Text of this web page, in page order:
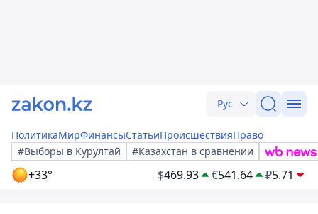
Рус
ПолитикаМирФинансыСтатьиПроисшествияПраво
#Выборы в Курултай
#Казахстан в сравнении
+33° $469.93 €541.64 ₽5.71